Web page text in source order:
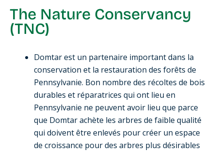
The Nature Conservancy
(TNC)
Domtar est un partenaire important dans la
conservation et la restauration des forêts de
Pennsylvanie. Bon nombre des récoltes de bois
durables et réparatrices qui ont lieu en
Pennsylvanie ne peuvent avoir lieu que parce
que Domtar achète les arbres de faible qualité
qui doivent être enlevés pour créer un espace
de croissance pour des arbres plus désirables